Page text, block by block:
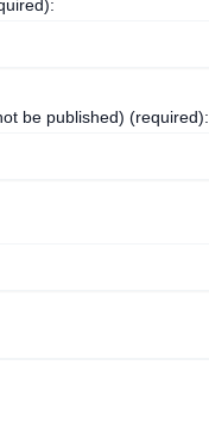
be published) (required):